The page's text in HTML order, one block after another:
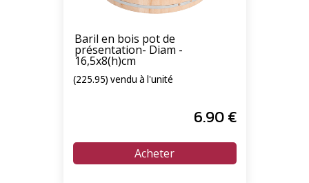
Baril en bois pot de
présentation- Diam -
16,5x8(h)cm
(225.95) vendu à l'unité
6.90€